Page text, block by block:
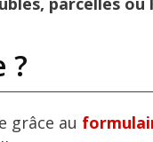
?
grâce au